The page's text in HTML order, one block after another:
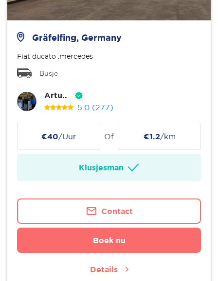
Gräfelfing, Germany
Fiat ducato .mercedes
Busje
Artu..
5.0 (277)
€40/Uur Of €1.2/km
Klusjesman
Contact
Boek nu
Details